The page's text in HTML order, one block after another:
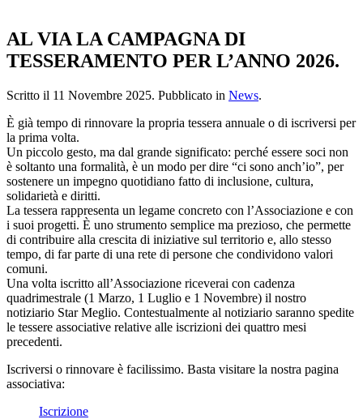
AL VIA LA CAMPAGNA DI
TESSERAMENTO PER L’ANNO 2026.
Scritto il 11 Novembre 2025. Pubblicato in News.
È già tempo di rinnovare la propria tessera annuale o di iscriversi per
la prima volta.
Un piccolo gesto, ma dal grande significato: perché essere soci non
è soltanto una formalità, è un modo per dire “ci sono anch’io”, per
sostenere un impegno quotidiano fatto di inclusione, cultura,
solidarietà e diritti.
La tessera rappresenta un legame concreto con l’Associazione e con
i suoi progetti. È uno strumento semplice ma prezioso, che permette
di contribuire alla crescita di iniziative sul territorio e, allo stesso
tempo, di far parte di una rete di persone che condividono valori
comuni.
Una volta iscritto all’Associazione riceverai con cadenza
quadrimestrale (1 Marzo, 1 Luglio e 1 Novembre) il nostro
notiziario Star Meglio. Contestualmente al notiziario saranno spedite
le tessere associative relative alle iscrizioni dei quattro mesi
precedenti.
Iscriversi o rinnovare è facilissimo. Basta visitare la nostra pagina
associativa:
Iscrizione